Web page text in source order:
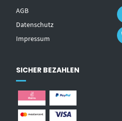
AGB
Datenschutz
Impressum
SICHER BEZAHLEN